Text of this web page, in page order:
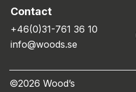
Contact
+46(0)31-761 36 10
info@woods.se
©2026 Wood’s